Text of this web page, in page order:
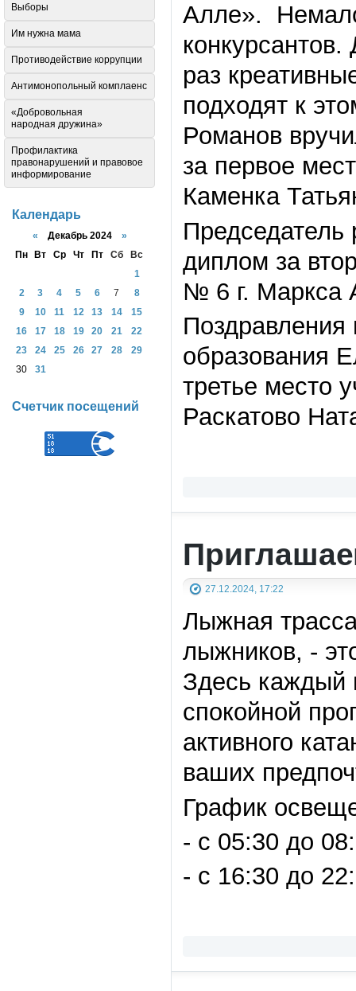
Алле».
раз
подходят к
Романов
за первое
Каменка
Председатель
диплом за
№ 6 г. Маркса
Поздравления
образования
третье место
Раскатово
27.12.2024, 17:22
Лыжная
лыжников, -
Здесь каждый
спокойной
активного
ваших
График
- с 05:30 до
- с 16:30 до
Выборы
Им нужна мама
Противодействие коррупции
Антимонопольный комплаенс
«Добровольная
народная дружина»
Профилактика
правонарушений и правовое
информирование
Календарь
« Декабрь 2024 »
Пн
Вт Ср Чт Пт Сб
Вс
1
2
3 4 5 6 7
8
9
10 11 12 13 14
15
16
17 18 19 20 21
22
23
24 25 26 27 28
29
30
31
Счетчик посещений